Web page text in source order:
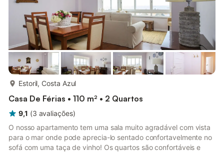
Estoril, Costa Azul
Casa De Férias • 110 m² • 2 Quartos
9,1 (3 avaliações)
O nosso apartamento tem uma sala muito agradável com vista
para o mar onde pode aprecia-lo sentado confortavelmente no
sofá com uma taça de vinho! Os quartos são confortáveis e